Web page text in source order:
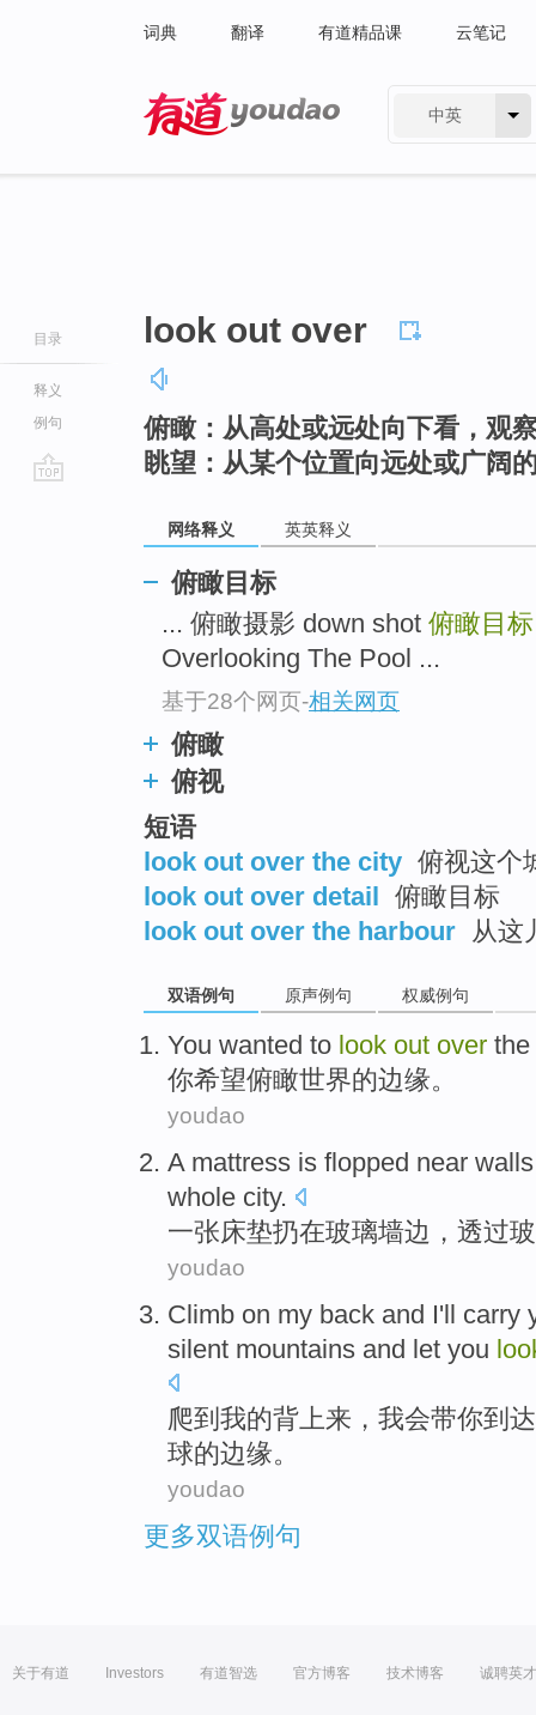
词典 翻译 有道精品课 云笔记
中英
目录
释义
例句
look out over
俯瞰：从高处或远处向下看，观
眺望：从某个位置向远处或广阔
网络释义 英英释义
俯瞰目标
... 俯瞰摄影 down shot 俯瞰目
Overlooking The Pool ...
基于28个网页-相关网页
俯瞰
俯视
短语
look out over the city 俯视这个
look out over detail
俯瞰目标
look out over the harbour 从这
双语例句 原声例句 权威例句
You wanted to look out over the
你希望俯瞰世界的边缘。
youdao
A mattress is flopped near walls
whole city.
一张床垫扔在玻璃墙边 ，透过
youdao
Climb on my back and I'll carry
silent mountains and let you
爬到 我的背上来 ， 我会带你到
球的边缘。
youdao
更多双语例句
关于有道 Investors 有道智选 官方博客 技术博客 诚聘英才